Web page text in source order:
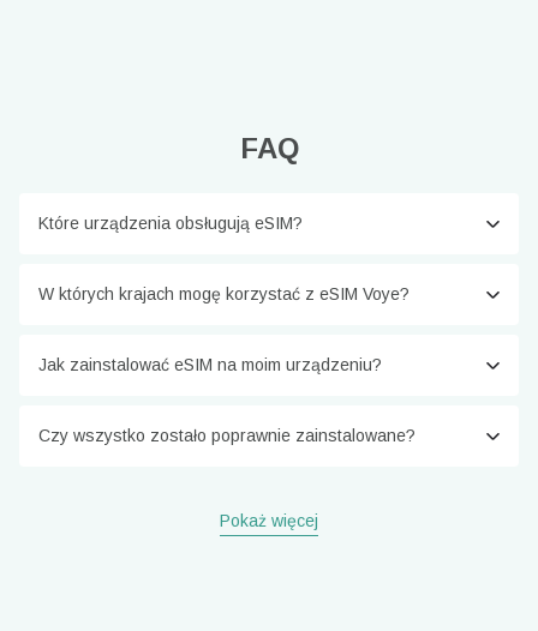
FAQ
Które urządzenia obsługują eSIM?
W których krajach mogę korzystać z eSIM Voye?
Jak zainstalować eSIM na moim urządzeniu?
Czy wszystko zostało poprawnie zainstalowane?
Pokaż więcej